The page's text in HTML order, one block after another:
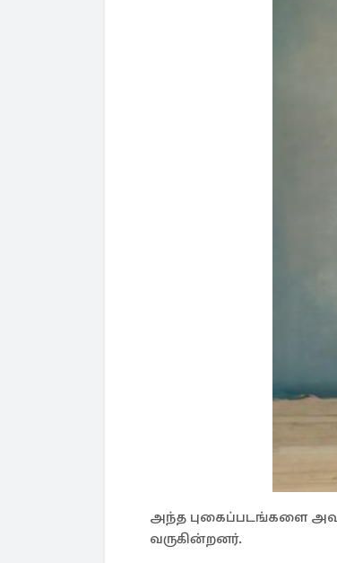
அந்த புகைப்படங்களை அவர்
வருகின்றனர்.